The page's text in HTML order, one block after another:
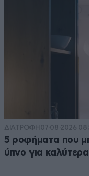
ΔΙΑΤΡΟΦΗ 07·08·2026
5 ροφήματα που
ύπνο για